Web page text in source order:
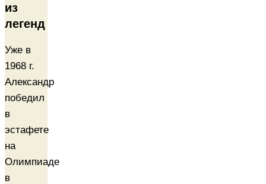
из
легенд
Уже в
1968 г.
Александр
победил
в
эстафете
на
Олимпиаде
в